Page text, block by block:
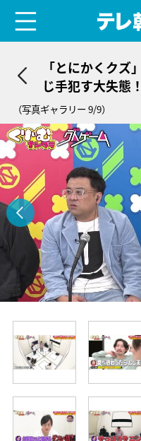
「とにかくク
じ手犯す大失態
衝撃
（写真ギャラリー 9/9）